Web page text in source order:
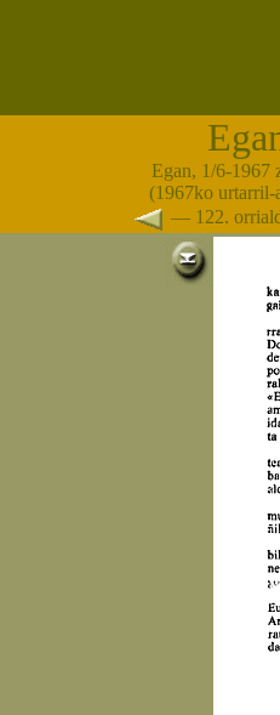
Egan, 1/6-1967
(1967ko urtarril-
— 122.